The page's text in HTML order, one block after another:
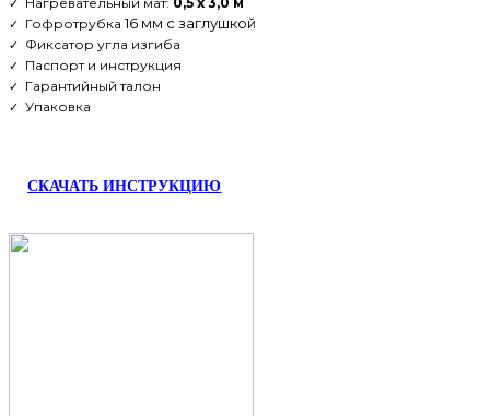
✓
✓ Гофротрубка16 мм с заглушкой
✓ Фиксатор угла изгиба
✓ Паспорт и инструкция
✓ Гарантийный талон
✓ Упаковка
СКАЧАТЬ ИНСТРУКЦИЮ